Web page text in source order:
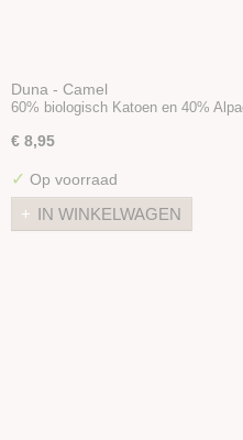
Duna - Camel
60% biologisch Katoen en 40%
€ 8,95
✓ Op voorraad
IN WINKELWAGEN